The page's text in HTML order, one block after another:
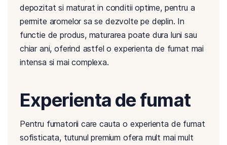
depozitat si maturat in conditii optime, pentru a
permite aromelor sa se dezvolte pe deplin. In
functie de produs, maturarea poate dura luni sau
chiar ani, oferind astfel o experienta de fumat mai
intensa si mai complexa.
Experienta de fumat
Pentru fumatorii care cauta o experienta de fumat
sofisticata, tutunul premium ofera mult mai mult